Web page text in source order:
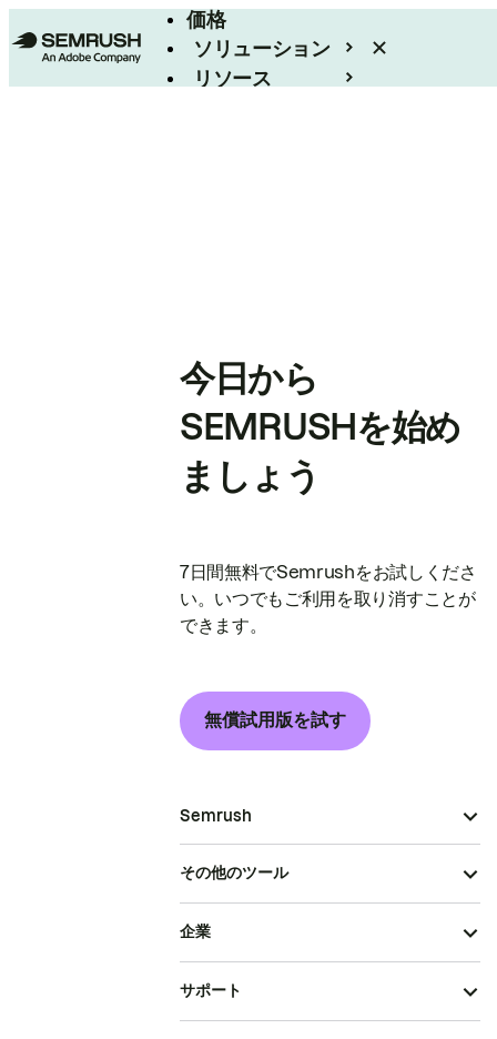
価格
ソリューション
リソース
今日から
SEMRUSHを始め
ましょう
7日間無料でSemrushをお試しくださ
い。いつでもご利用を取り消すことが
できます。
無償試用版を試す
Semrush
その他のツール
企業
サポート